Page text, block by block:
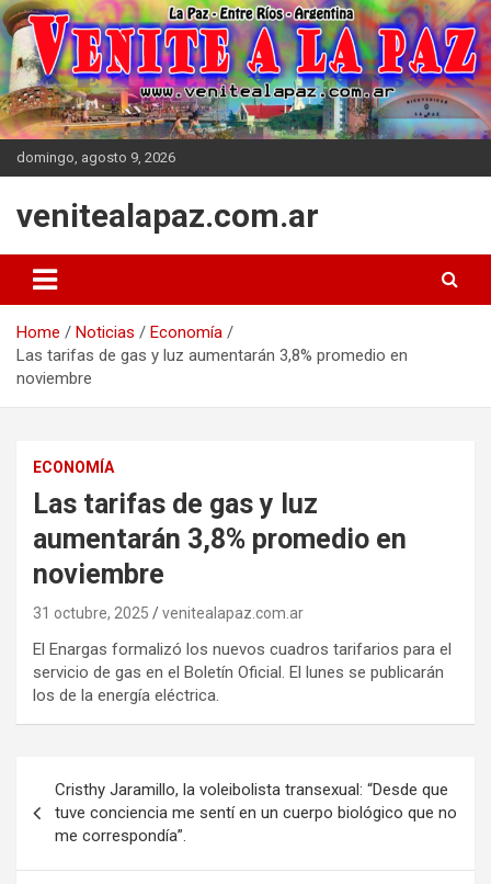
Skip
to
content
domingo, agosto 9, 2026
venitealapaz.com.ar
Home Noticias
Economía
Las tarifas de gas y luz aumentarán 3,8% promedio en
noviembre
ECONOMÍA
Las tarifas de gas y luz
aumentarán 3,8% promedio en
noviembre
31 octubre, 2025 venitealapaz.com.ar
El Enargas formalizó los nuevos cuadros tarifarios para el
servicio de gas en el Boletín Oficial. El lunes se publicarán
los de la energía eléctrica.
de
entradas
Cristhy Jaramillo, la voleibolista transexual: “Desde que
tuve conciencia me sentí en un cuerpo biológico que no
me correspondía”.